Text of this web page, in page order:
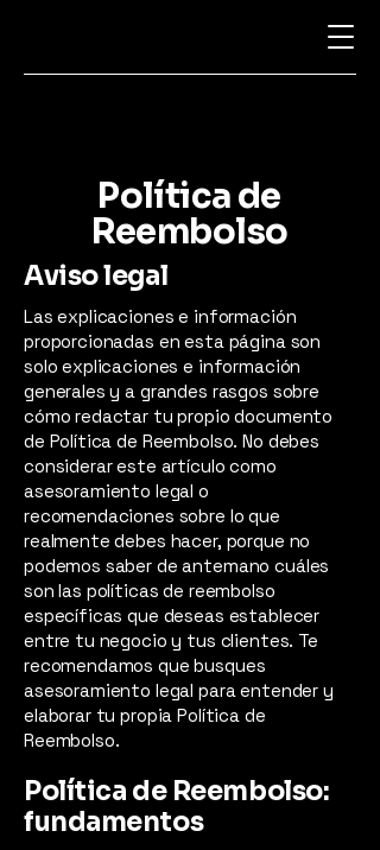
Política de
Reembolso
Aviso legal
Las explicaciones e información
proporcionadas en esta página son
solo explicaciones e información
generales y a grandes rasgos sobre
cómo redactar tu propio documento
de Política de Reembolso. No debes
considerar este artículo como
asesoramiento legal o
recomendaciones sobre lo que
realmente debes hacer, porque no
podemos saber de antemano cuáles
son las políticas de reembolso
específicas que deseas establecer
entre tu negocio y tus clientes. Te
recomendamos que busques
asesoramiento legal para entender y
elaborar tu propia Política de
Reembolso.
Política de Reembolso:
fundamentos